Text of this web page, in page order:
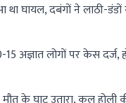
घायल, दबंगों ने लाठी-
अज्ञात लोगों पर केस दर्ज,